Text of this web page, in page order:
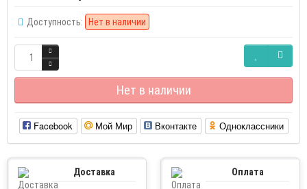
Доступность: Нет в наличии
Нет в наличии
Facebook Мой Мир Вконтакте Одноклассники
Доставка Оплата